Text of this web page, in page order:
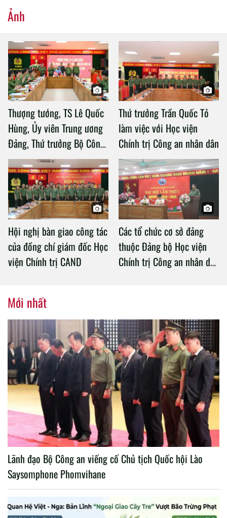
Ảnh
Thượng tướng, TS Lê Quốc
Hùng, Ủy viên Trung ương
Đảng, Thứ trưởng Bộ Công
an làm việc với Học viện
Chính trị Công an nhân dân
Thứ trưởng Trần Quốc Tỏ
làm việc với Học viện
Chính trị Công an nhân dân
Hội nghị bàn giao công tác
của đồng chí giám đốc Học
viện Chính trị CAND
Các tổ chức cơ sở đảng
thuộc Đảng bộ Học viện
Chính trị Công an nhân dân
Mới nhất
Lãnh đạo Bộ Công an viếng cố Chủ tịch Quốc hội Lào
Saysomphone Phomvihane